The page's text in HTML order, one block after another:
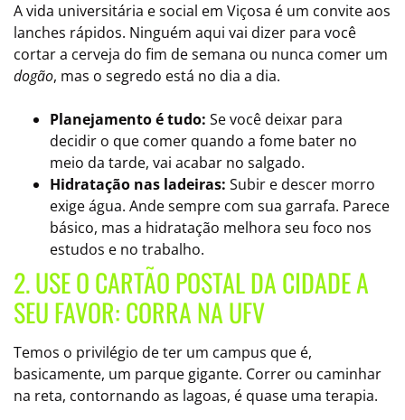
A vida universitária e social em Viçosa é um convite aos
lanches rápidos. Ninguém aqui vai dizer para você
cortar a cerveja do fim de semana ou nunca comer um
dogão, mas o segredo está no dia a dia.
Planejamento é tudo: Se você deixar para
decidir o que comer quando a fome bater no
meio da tarde, vai acabar no salgado.
Hidratação nas ladeiras: Subir e descer morro
exige água. Ande sempre com sua garrafa. Parece
básico, mas a hidratação melhora seu foco nos
estudos e no trabalho.
2. USE O CARTÃO POSTAL DA CIDADE A
SEU FAVOR: CORRA NA UFV
Temos o privilégio de ter um campus que é,
basicamente, um parque gigante. Correr ou caminhar
na reta, contornando as lagoas, é quase uma terapia.